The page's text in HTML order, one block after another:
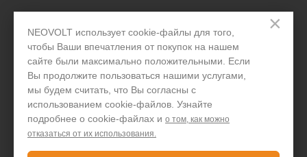
×
NEOVOLT использует cookie-файлы для того,
чтобы Ваши впечатления от покупок на нашем
сайте были максимально положительными. Если
Вы продолжите пользоваться нашими услугами,
мы будем считать, что Вы согласны с
использованием cookie-файлов. Узнайте
подробнее о cookie-файлах и о том, как можно
отказаться от их использования.
Блог
Контакты
Покупателю